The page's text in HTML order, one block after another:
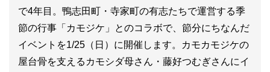
で4年目。鴨志田町・寺家町の有志たちで運営する季
節の行事「カモジケ」とのコラボで、節分にちなんだ
イベントを1/25（日）に開催します。カモカモジケの
屋台骨を支えるカモシダ母さん・藤好つむぎさんにイ